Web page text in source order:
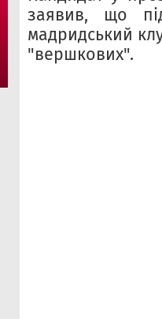
заявив, що
мадридський
"вершкових".